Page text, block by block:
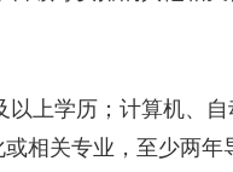
以上学历；计算机、自
相关专业，至少两年